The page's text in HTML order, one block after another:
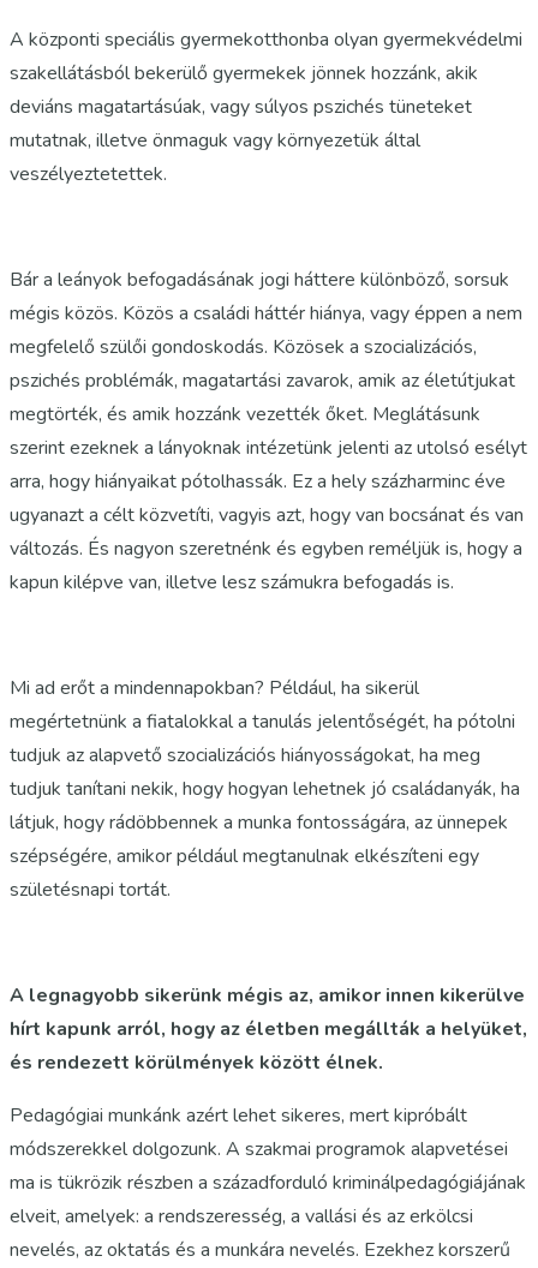
A központi speciális gyermekotthonba olyan gyermekvédelmi
szakellátásból bekerülő gyermekek jönnek hozzánk, akik
deviáns magatartásúak, vagy súlyos pszichés tüneteket
mutatnak, illetve önmaguk vagy környezetük által
veszélyeztetettek.
Bár a leányok befogadásának jogi háttere különböző, sorsuk
mégis közös. Közös a családi háttér hiánya, vagy éppen a nem
megfelelő szülői gondoskodás. Közösek a szocializációs,
pszichés problémák, magatartási zavarok, amik az életútjukat
megtörték, és amik hozzánk vezették őket. Meglátásunk
szerint ezeknek a lányoknak intézetünk jelenti az utolsó esélyt
arra, hogy hiányaikat pótolhassák. Ez a hely százharminc éve
ugyanazt a célt közvetíti, vagyis azt, hogy van bocsánat és van
változás. És nagyon szeretnénk és egyben reméljük is, hogy a
kapun kilépve van, illetve lesz számukra befogadás is.
Mi ad erőt a mindennapokban? Például, ha sikerül
megértetnünk a fiatalokkal a tanulás jelentőségét, ha pótolni
tudjuk az alapvető szocializációs hiányosságokat, ha meg
tudjuk tanítani nekik, hogy hogyan lehetnek jó családanyák, ha
látjuk, hogy rádöbbennek a munka fontosságára, az ünnepek
szépségére, amikor például megtanulnak elkészíteni egy
születésnapi tortát.
A legnagyobb sikerünk mégis az, amikor innen kikerülve
hírt kapunk arról, hogy az életben megállták a helyüket,
és rendezett körülmények között élnek.
Pedagógiai munkánk azért lehet sikeres, mert kipróbált
módszerekkel dolgozunk. A szakmai programok alapvetései
ma is tükrözik részben a századforduló kriminálpedagógiájának
elveit, amelyek: a rendszeresség, a vallási és az erkölcsi
nevelés, az oktatás és a munkára nevelés. Ezekhez korszerű